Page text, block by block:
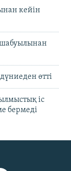
кейін
шабуылынан
өтті
іс
бермеді